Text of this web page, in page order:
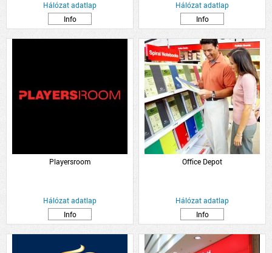
Hálózat adatlap
Info
Hálózat adatlap
Info
Playersroom
Hálózat adatlap
Info
Office Depot
Hálózat adatlap
Info